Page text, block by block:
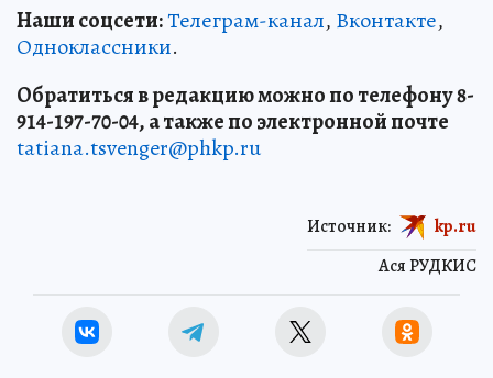
Наши соцсети:Телеграм-канал, Вконтакте,
Одноклассники.
Обратиться в редакцию можно по телефону 8-
914-197-70-04, а также по электронной почте
tatiana.tsvenger@phkp.ru
Ася РУДКИС
Источник: kp.ru